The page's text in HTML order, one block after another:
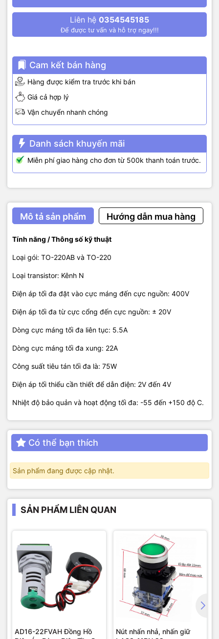
Liên hệ 0354545185
Để được tư vấn và hỗ trợ ngay!!!
Cam kết bán hàng
Hàng được kiểm tra trước khi bán
Giá cả hợp lý
Vận chuyển nhanh chóng
Danh sách khuyến mãi
Miễn phí giao hàng cho đơn từ 500k thanh toán trước.
Mô tả sản phẩm Hướng dẫn mua hàng
Tính năng / Thông số kỹ thuật
Loại gói: TO-220AB và TO-220
Loại transistor: Kênh N
Điện áp tối đa đặt vào cực máng đến cực nguồn: 400V
Điện áp tối đa từ cực cổng đến cực nguồn: ± 20V
Dòng cực máng tối đa liên tục: 5.5A
Dòng cực máng tối đa xung: 22A
Công suất tiêu tán tối đa là: 75W
Điện áp tối thiểu cần thiết để dẫn điện: 2V đến 4V
Nhiệt độ bảo quản và hoạt động tối đa: -55 đến +150 độ C.
Có thể bạn thích
Sản phẩm đang được cập nhật.
SẢN PHẨM LIÊN QUAN
AD16-22FVAH Đồng Hồ
Nút nhấn nhả, nhấn giữ